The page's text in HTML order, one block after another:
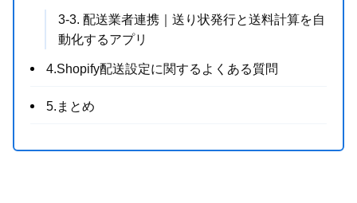
3-3. 配送業者連携｜送り状発行と送料計算を自
動化するアプリ
4.Shopify配送設定に関するよくある質問
5.まとめ